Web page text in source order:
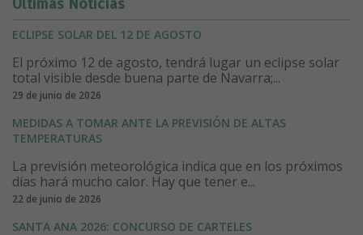
ECLIPSE SOLAR DEL 12 DE AGOSTO
El próximo 12 de agosto, tendrá lugar un eclipse solar
total visible desde buena parte de Navarra;...
29 de junio de 2026
MEDIDAS A TOMAR ANTE LA PREVISIÓN DE ALTAS
TEMPERATURAS
La previsión meteorológica indica que en los próximos
días hará mucho calor. Hay que tener e...
22 de junio de 2026
SANTA ANA 2026: CONCURSO DE CARTELES